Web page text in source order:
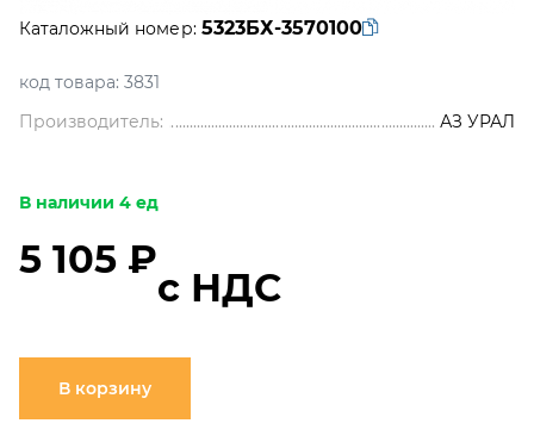
Каталожный номер: 5323БХ-3570100
код товара: 3831
Производитель:
АЗ УРАЛ
В наличии 4 ед
5 105 ₽
с НДС
В корзину